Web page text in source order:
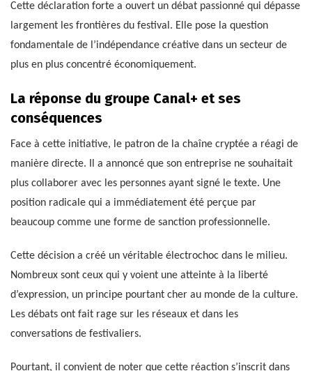
Cette déclaration forte a ouvert un débat passionné qui dépasse
largement les frontières du festival. Elle pose la question
fondamentale de l’indépendance créative dans un secteur de
plus en plus concentré économiquement.
La réponse du groupe Canal+ et ses
conséquences
Face à cette initiative, le patron de la chaîne cryptée a réagi de
manière directe. Il a annoncé que son entreprise ne souhaitait
plus collaborer avec les personnes ayant signé le texte. Une
position radicale qui a immédiatement été perçue par
beaucoup comme une forme de sanction professionnelle.
Cette décision a créé un véritable électrochoc dans le milieu.
Nombreux sont ceux qui y voient une atteinte à la liberté
d’expression, un principe pourtant cher au monde de la culture.
Les débats ont fait rage sur les réseaux et dans les
conversations de festivaliers.
Pourtant, il convient de noter que cette réaction s’inscrit dans